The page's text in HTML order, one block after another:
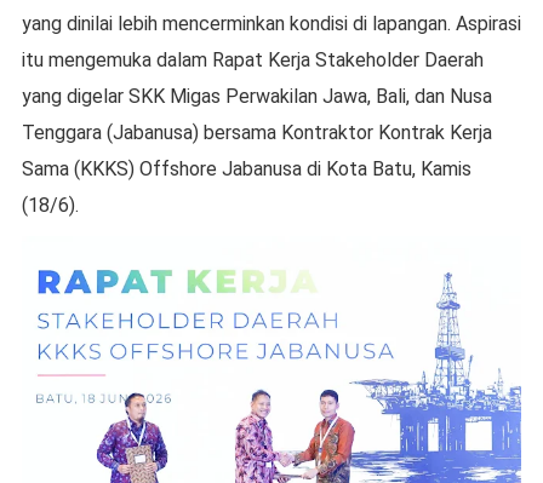
yang dinilai lebih mencerminkan kondisi di lapangan. Aspirasi
itu mengemuka dalam Rapat Kerja Stakeholder Daerah
yang digelar SKK Migas Perwakilan Jawa, Bali, dan Nusa
Tenggara (Jabanusa) bersama Kontraktor Kontrak Kerja
Sama (KKKS) Offshore Jabanusa di Kota Batu, Kamis
(18/6).